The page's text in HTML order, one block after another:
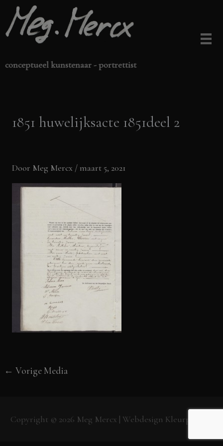
naar
de
conceptueel kunstenaar - portrettist
1851 huwelijksacte 1851deel 2
Door Meg Mercx / maart 5, 2021
← Vorige Media
Copyright © 2026 Meg Mercx | Webdesign Kleurpunt.nl